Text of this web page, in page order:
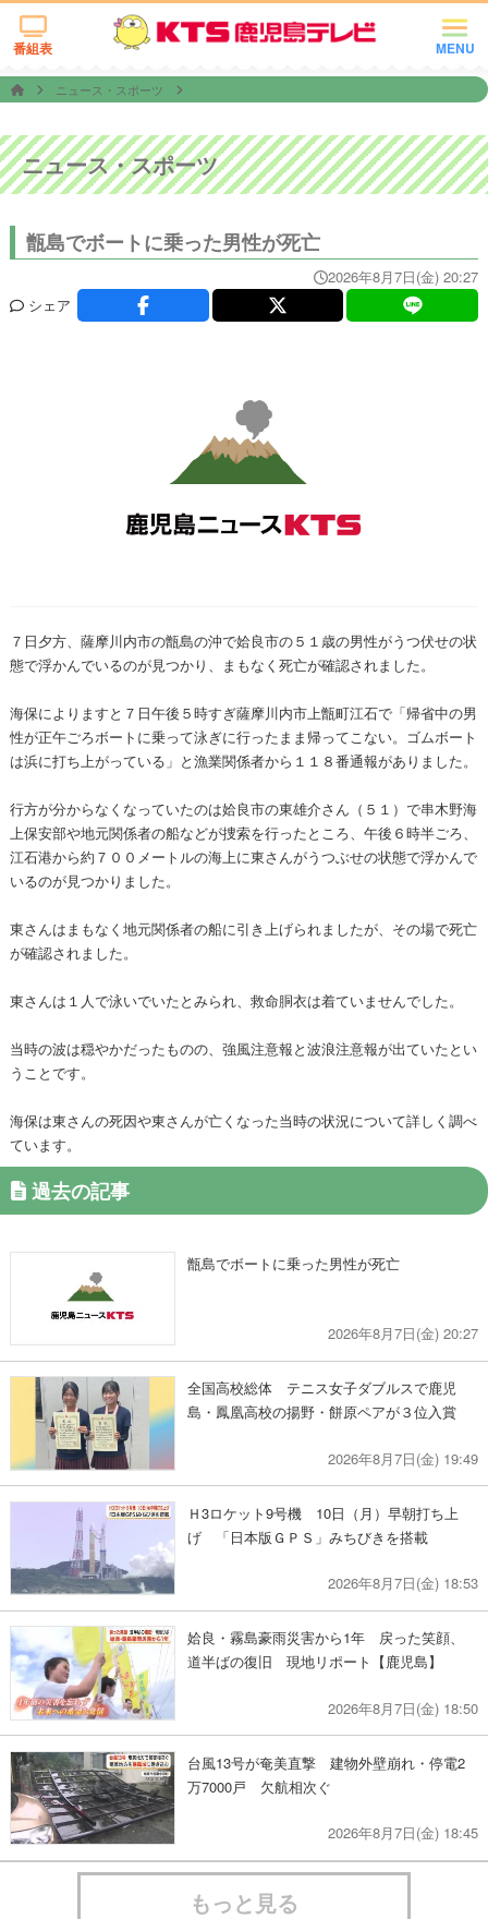
MENU
番組表
ニュース・スポーツ
ニュース・スポーツ
甑島でボートに乗った男性が死亡
2026年8月7日(金) 20:27
シェア
７日夕方、薩摩川内市の甑島の沖で姶良市の５１歳の男性がうつ伏せの状
態で浮かんでいるのが見つかり、まもなく死亡が確認されました。
海保によりますと７日午後５時すぎ薩摩川内市上甑町江石で「帰省中の男
性が正午ごろボートに乗って泳ぎに行ったまま帰ってこない。ゴムボート
は浜に打ち上がっている」と漁業関係者から１１８番通報がありました。
行方が分からなくなっていたのは姶良市の東雄介さん（５１）で串木野海
上保安部や地元関係者の船などが捜索を行ったところ、午後６時半ごろ、
江石港から約７００メートルの海上に東さんがうつぶせの状態で浮かんで
いるのが見つかりました。
東さんはまもなく地元関係者の船に引き上げられましたが、その場で死亡
が確認されました。
東さんは１人で泳いでいたとみられ、救命胴衣は着ていませんでした。
当時の波は穏やかだったものの、強風注意報と波浪注意報が出ていたとい
うことです。
海保は東さんの死因や東さんが亡くなった当時の状況について詳しく調べ
ています。
過去の記事
甑島でボートに乗った男性が死亡
2026年8月7日(金) 20:27
全国高校総体 テニス女子ダブルスで鹿児
島・鳳凰高校の揚野・餅原ペアが３位入賞
2026年8月7日(金) 19:49
Ｈ3ロケット9号機 10日（月）早朝打ち上
げ 「日本版ＧＰＳ」みちびきを搭載
2026年8月7日(金) 18:53
姶良・霧島豪雨災害から1年 戻った笑顔、
道半ばの復旧 現地リポート【鹿児島】
2026年8月7日(金) 18:50
台風13号が奄美直撃 建物外壁崩れ・停電2
万7000戸 欠航相次ぐ
2026年8月7日(金) 18:45
もっと見る